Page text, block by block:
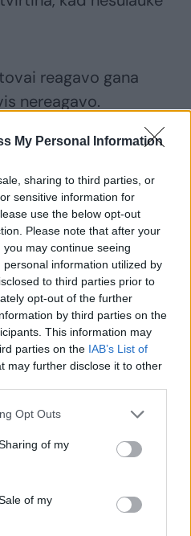
My Personal Information
sharing to third parties, or
sensitive information for
use the below opt-out
Please note that after your
may continue seeing
information utilized by
to third parties prior to
opt-out of the further
by third parties on the
This information may
parties on the IAB’s List of
may further disclose it to other
Opt Outs
of my
of my
reagavo gana
nereagavo.
skiriasi nuo partijos
vykusias kratas
ir kabinete
ministrui jau yra
kyšininkavimo, o
paėmęs kyšį, šių
atlikus
Laurynas
Jis informavo,
liudytojo statusą
narystę partijoje
tyrimas dėl
statusas –